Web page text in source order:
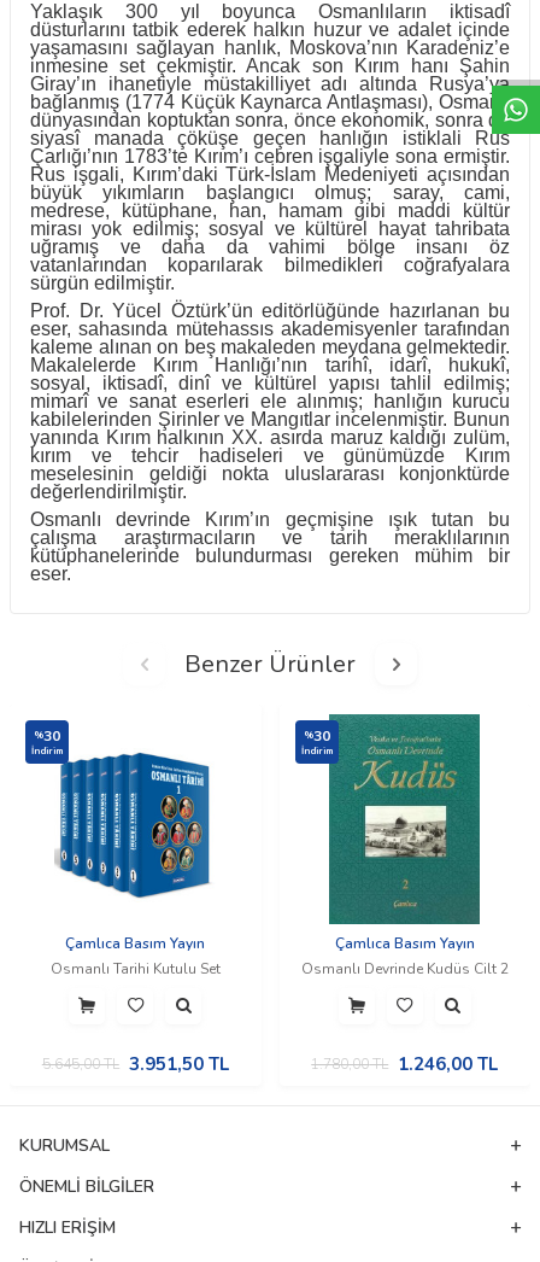
WhtappDeseHatt
Yaklaşık 300 yıl boyunca Osmanlıların iktisadî
düsturlarını tatbik ederek halkın huzur ve adalet içinde
yaşamasını sağlayan hanlık, Moskova’nın Karadeniz’e
inmesine set çekmiştir. Ancak son Kırım hanı Şahin
Giray’ın ihanetiyle müstakilliyet adı altında Rusya’ya
bağlanmış (1774 Küçük Kaynarca Antlaşması), Osmanlı
dünyasından koptuktan sonra, önce ekonomik, sonra da
siyasî manada çöküşe geçen hanlığın istiklali Rus
Çarlığı’nın 1783’te Kırım’ı cebren işgaliyle sona ermiştir.
Rus işgali, Kırım’daki Türk-İslam Medeniyeti açısından
büyük yıkımların başlangıcı olmuş; saray, cami,
medrese, kütüphane, han, hamam gibi maddi kültür
mirası yok edilmiş; sosyal ve kültürel hayat tahribata
uğramış ve daha da vahimi bölge insanı öz
vatanlarından koparılarak bilmedikleri coğrafyalara
sürgün edilmiştir.
Prof. Dr. Yücel Öztürk’ün editörlüğünde hazırlanan bu
eser, sahasında mütehassıs akademisyenler tarafından
kaleme alınan on beş makaleden meydana gelmektedir.
Makalelerde Kırım Hanlığı’nın tarihî, idarî, hukukî,
sosyal, iktisadî, dinî ve kültürel yapısı tahlil edilmiş;
mimarî ve sanat eserleri ele alınmış; hanlığın kurucu
kabilelerinden Şirinler ve Mangıtlar incelenmiştir. Bunun
yanında Kırım halkının XX. asırda maruz kaldığı zulüm,
kırım ve tehcir hadiseleri ve günümüzde Kırım
meselesinin geldiği nokta uluslararası konjonktürde
değerlendirilmiştir.
Osmanlı devrinde Kırım’ın geçmişine ışık tutan bu
çalışma araştırmacıların ve tarih meraklılarının
kütüphanelerinde bulundurması gereken mühim bir
eser.
Benzer Ürünler
%30
İndirim
Çamlıca Basım Yayın
Osmanlı Tarihi Kutulu Set
5.645,00TL 3.951,50TL
%30
İndirim
Çamlıca Basım Yayın
Osmanlı Devrinde Kudüs Cilt 2
1.780,00TL 1.246,00 TL
KURUMSAL
ÖNEMLI BILGILER
HIZLI ERIŞIM